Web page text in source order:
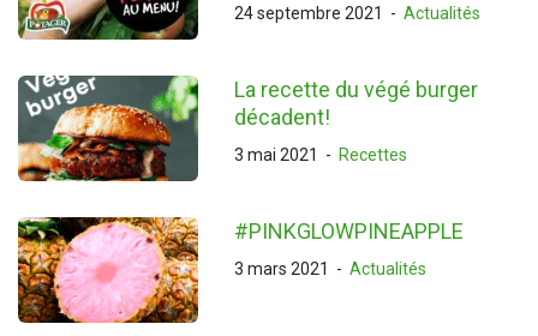
24 septembre 2021 - Actualités
La recette du végé burger
décadent!
3 mai 2021 - Recettes
#PINKGLOWPINEAPPLE
3 mars 2021 - Actualités